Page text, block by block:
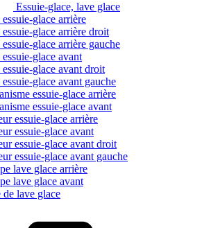
Essuie-glace, lave glace
glace arrière
essuie-glace arrière droit
glace arrière gauche
glace avant
essuie-glace avant droit
glace avant gauche
essuie-glace arrière
essuie-glace avant
essuie-glace arrière
essuie-glace avant
essuie-glace avant droit
essuie-glace avant gauche
lave glace arrière
lave glace avant
de lave glace